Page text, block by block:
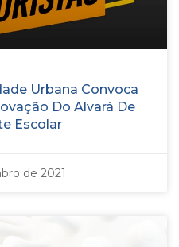
Urbana Convoca
Do Alvará De
Escolar
de 2021